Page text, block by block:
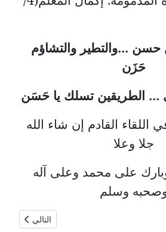
حسن ...والتطير والتشاؤم
حَزَن
... الطريقين تسلك يا حَسَن
اللقاء القادم إن شاء الله
جلا وعلا
على محمد وعلى آله
وسلم
المقال التالي: فهرس
التالي